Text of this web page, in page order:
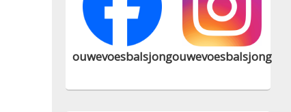
ouwevoesbalsjongouwevoesbalsjong